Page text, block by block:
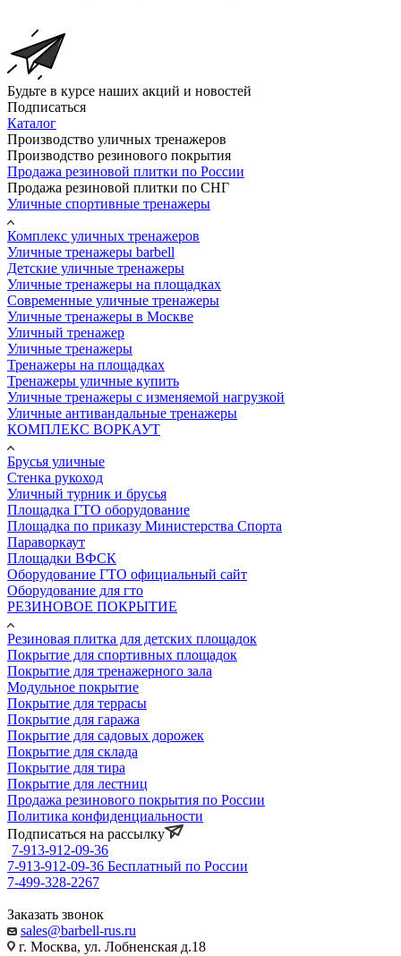
Будьте в курсе наших акций и новостей
Подписаться
Каталог
Производство уличных тренажеров
Производство резинового покрытия
Продажа резиновой плитки по России
Продажа резиновой плитки по СНГ
Уличные спортивные тренажеры
Комплекс уличных тренажеров
Уличные тренажеры barbell
Детские уличные тренажеры
Уличные тренажеры на площадках
Современные уличные тренажеры
Уличные тренажеры в Москве
Уличный тренажер
Уличные тренажеры
Тренажеры на площадках
Тренажеры уличные купить
Уличные тренажеры с изменяемой нагрузкой
Уличные антивандальные тренажеры
КОМПЛЕКС ВОРКАУТ
Брусья уличные
Стенка рукоход
Уличный турник и брусья
Площадка ГТО оборудование
Площадка по приказу Министерства Спорта
Параворкаут
Площадки ВФСК
Оборудование ГТО официальный сайт
Оборудование для гто
РЕЗИНОВОЕ ПОКРЫТИЕ
Резиновая плитка для детских площадок
Покрытие для спортивных площадок
Покрытие для тренажерного зала
Модульное покрытие
Покрытие для террасы
Покрытие для гаража
Покрытие для садовых дорожек
Покрытие для склада
Покрытие для тира
Покрытие для лестниц
Продажа резинового покрытия по России
Политика конфиденциальности
Подписаться на рассылку
7-913-912-09-36
7-913-912-09-36 Бесплатный по России
7-499-328-2267
Заказать звонок
sales@barbell-rus.ru
г. Москва, ул. Лобненская д.18